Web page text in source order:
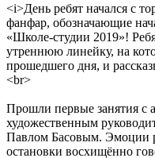
<i>День ребят начался с
фанфар, обозначающие
«Школе-студии 2019»!
утреннюю линейку, на
прошедшего дня, и
<br>
Прошли первые занятия с
художественным
Павлом Басовым. Эмоции
остановки восхищённо